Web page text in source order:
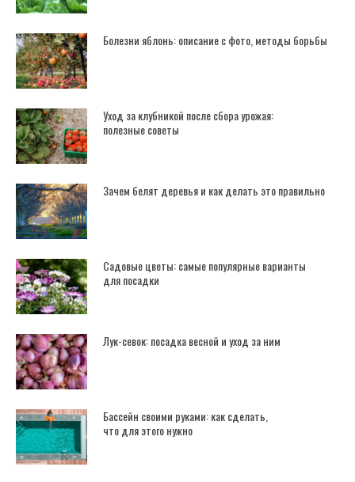
Болезни яблонь: описание с фото, методы борьбы
Уход за клубникой после сбора урожая:
полезные советы
Зачем белят деревья и как делать это правильно
Садовые цветы: самые популярные варианты
для посадки
Лук-севок: посадка весной и уход за ним
Бассейн своими руками: как сделать,
что для этого нужно